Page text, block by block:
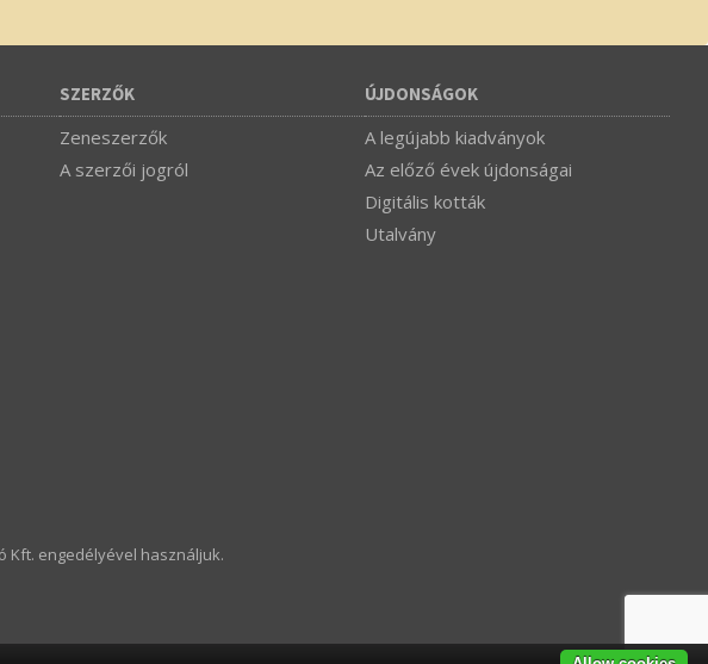
SZERZŐK
Zeneszerzők
A szerzői jogról
ÚJDONSÁGOK
A legújabb kiadványok
Az előző évek újdonságai
Digitális kották
Utalvány
Kft. engedélyével használjuk.